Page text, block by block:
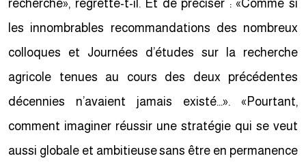
recherche», regrette-t-il. Et de préciser : «Comme si
les innombrables recommandations des nombreux
colloques et Journées d’études sur la recherche
agricole tenues au cours des deux précédentes
décennies n’avaient jamais existé…». «Pourtant,
comment imaginer réussir une stratégie qui se veut
aussi globale et ambitieuse sans être en permanence